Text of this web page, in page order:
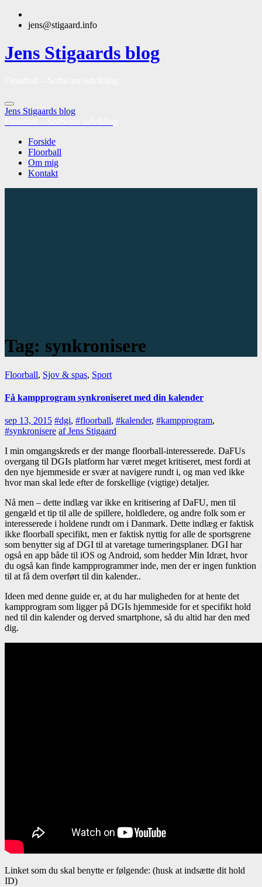
jens@stigaard.info
Jens Stigaards blog
Jens Stigaards blog
Forside
Floorball
Om mig
Kontakt
Tag: synkronisere
Floorball, Sjov & spas, Sport
Få kampprogram synkroniseret med din kalender
sep 13, 2015 #dgi, #floorball, #kalender, #kampprogram,
#synkronisere af Jens Stigaard
I min omgangskreds er der mange floorball-interesserede. DaFUs
overgang til DGIs platform har været meget kritiseret, mest fordi at
den nye hjemmeside er svær at navigere rundt i, og man ved ikke
hvor man skal lede efter de forskellige (vigtige) detaljer.
Nå men – dette indlæg var ikke en kritisering af DaFU, men til
gengæld et tip til alle de spillere, holdledere, og andre folk som er
interesserede i holdene rundt om i Danmark. Dette indlæg er faktisk
ikke floorball specifikt, men er faktisk nyttig for alle de sportsgrene
som benytter sig af DGI til at varetage turneringsplaner. DGI har
også en app både til iOS og Android, som hedder Min Idræt, hvor
du også kan finde kampprogrammer inde, men der er ingen funktion
til at få dem overført til din kalender..
Ideen med denne guide er, at du har muligheden for at hente det
kampprogram som ligger på DGIs hjemmeside for et specifikt hold
ned til din kalender og derved smartphone, så du altid har den med
dig.
Linket som du skal benytte er følgende: (husk at indsætte dit hold
ID)